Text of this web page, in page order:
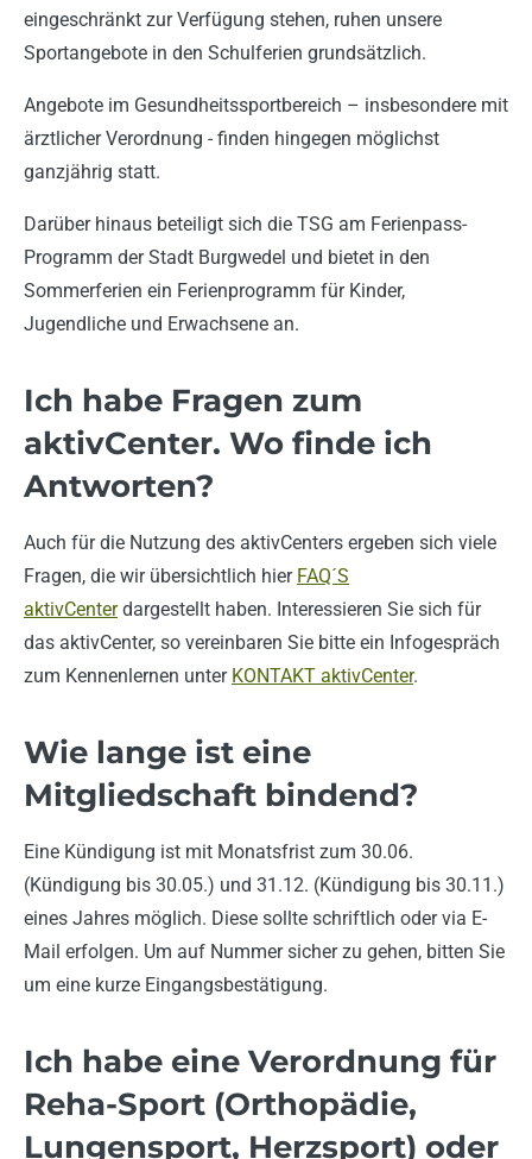
eingeschränkt zur Verfügung stehen, ruhen unsere
Sportangebote in den Schulferien grundsätzlich.
Angebote im Gesundheitssportbereich – insbesondere mit
ärztlicher Verordnung - finden hingegen möglichst
ganzjährig statt.
Darüber hinaus beteiligt sich die TSG am Ferienpass-
Programm der Stadt Burgwedel und bietet in den
Sommerferien ein Ferienprogramm für Kinder,
Jugendliche und Erwachsene an.
Ich habe Fragen zum
aktivCenter. Wo finde ich
Antworten?
Auch für die Nutzung des aktivCenters ergeben sich viele
Fragen, die wir übersichtlich hier FAQ´S
aktivCenter dargestellt haben. Interessieren Sie sich für
das aktivCenter, so vereinbaren Sie bitte ein Infogespräch
zum Kennenlernen unter KONTAKT aktivCenter.
Wie lange ist eine
Mitgliedschaft bindend?
Eine Kündigung ist mit Monatsfrist zum 30.06.
(Kündigung bis 30.05.) und 31.12. (Kündigung bis 30.11.)
eines Jahres möglich. Diese sollte schriftlich oder via E-
Mail erfolgen. Um auf Nummer sicher zu gehen, bitten Sie
um eine kurze Eingangsbestätigung.
Ich habe eine Verordnung für
Reha-Sport (Orthopädie,
Lungensport, Herzsport) oder